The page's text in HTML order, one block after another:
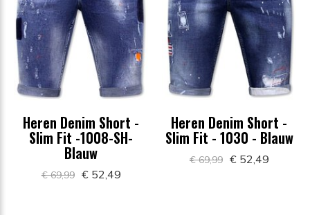
Heren Denim Short -
Slim Fit -1008-SH-
Blauw
€ 69,99 € 52,49
Heren Denim Short -
Slim Fit - 1030 - Blauw
€ 69,99 € 52,49